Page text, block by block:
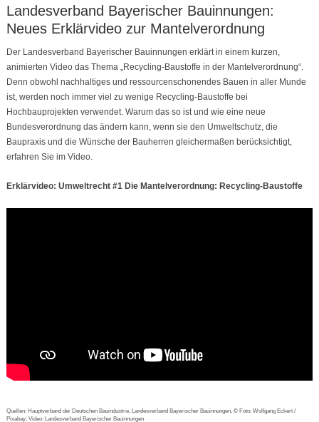
Landesverband Bayerischer Bauinnungen:
Neues Erklärvideo zur Mantelverordnung
Der Landesverband Bayerischer Bauinnungen erklärt in einem kurzen,
animierten Video das Thema „Recycling-Baustoffe in der Mantelverordnung“.
Denn obwohl nachhaltiges und ressourcenschonendes Bauen in aller Munde
ist, werden noch immer viel zu wenige Recycling-Baustoffe bei
Hochbauprojekten verwendet. Warum das so ist und wie eine neue
Bundesverordnung das ändern kann, wenn sie den Umweltschutz, die
Baupraxis und die Wünsche der Bauherren gleichermaßen berücksichtigt,
erfahren Sie im Video.
Erklärvideo: Umweltrecht #1 Die Mantelverordnung: Recycling-Baustoffe
Quellen: Hauptverband der Deutschen Bauindustrie, Landesverband Bayerischer Bauinnungen, © Foto: Wolfgang Eckert /
Pixabay; Video: Landesverband Bayerischer Bauinnungen